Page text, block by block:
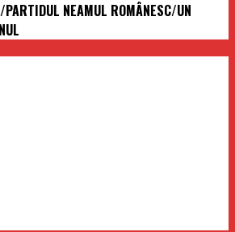
NEAMUL ROMÂNESC/UN